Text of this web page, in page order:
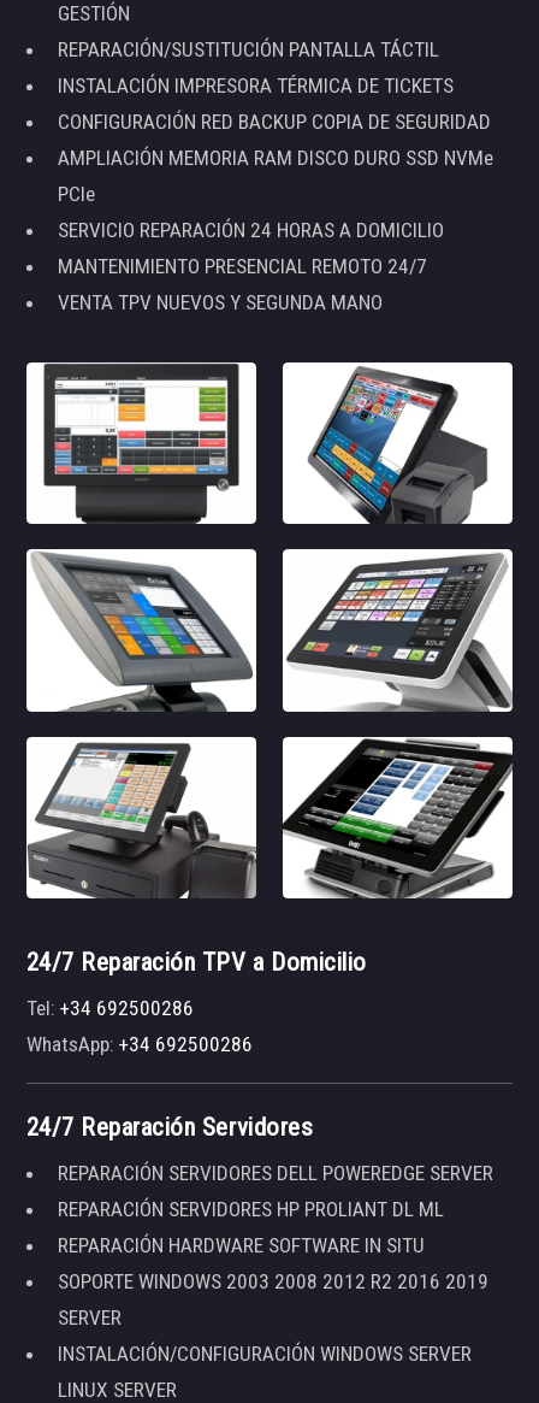
GESTIÓN
REPARACIÓN/SUSTITUCIÓN PANTALLA TÁCTIL
INSTALACIÓN IMPRESORA TÉRMICA DE TICKETS
CONFIGURACIÓN RED BACKUP COPIA DE SEGURIDAD
AMPLIACIÓN MEMORIA RAM DISCO DURO SSD NVMe
PCIe
SERVICIO REPARACIÓN 24 HORAS A DOMICILIO
MANTENIMIENTO PRESENCIAL REMOTO 24/7
VENTA TPV NUEVOS Y SEGUNDA MANO
24/7 Reparación TPV a Domicilio
Tel:+34 692500286
WhatsApp:+34 692500286
24/7 Reparación Servidores
REPARACIÓN SERVIDORES DELL POWEREDGE SERVER
REPARACIÓN SERVIDORES HP PROLIANT DL ML
REPARACIÓN HARDWARE SOFTWARE IN SITU
SOPORTE WINDOWS 2003 2008 2012 R2 2016 2019
SERVER
INSTALACIÓN/CONFIGURACIÓN WINDOWS SERVER
LINUX SERVER